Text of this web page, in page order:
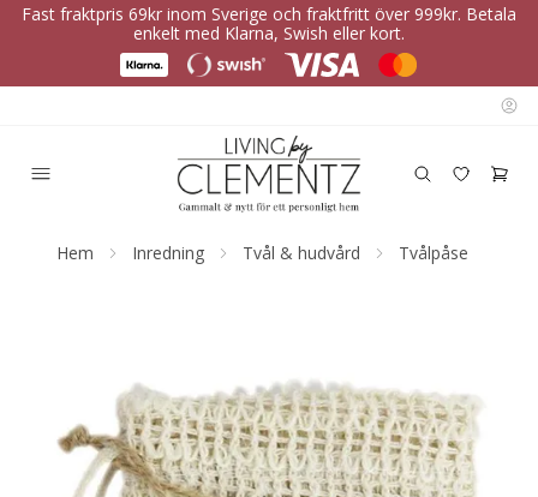
Fast fraktpris 69kr inom Sverige och fraktfritt över 999kr. Betala
enkelt med Klarna, Swish eller kort.
Hem Inredning Tvål & hudvård Tvålpåse